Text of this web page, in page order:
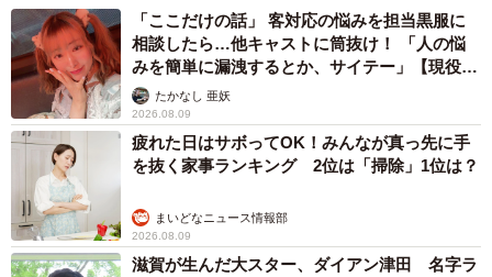
「ここだけの話」 客対応の悩みを担当黒服に
相談したら…他キャストに筒抜け！ 「人の悩
みを簡単に漏洩するとか、サイテー」【現役キ
ャストに取材】
たかなし 亜妖
2026.08.09
疲れた日はサボってOK！みんなが真っ先に手
を抜く家事ランキング 2位は「掃除」1位は？
まいどなニュース情報部
2026.08.09
滋賀が生んだ大スター、ダイアン津田 名字ラ